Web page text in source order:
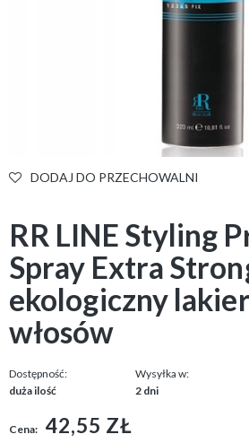
DODAJ DO PRZECHOWALNI
RR LINE Styling
Spray Extra
ekologiczny
włosów
Dostępność:
duża ilość
Wysyłka w:
2 dni
Cena: 42,55 ZŁ